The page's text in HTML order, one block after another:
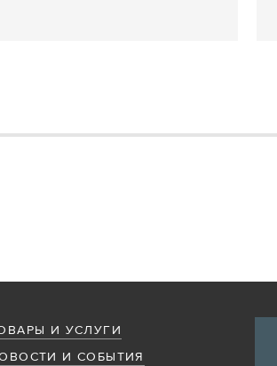
И УСЛУГИ
И СОБЫТИЯ